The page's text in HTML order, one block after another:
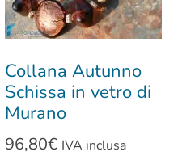
Collana Autunno
Schissa in vetro di
Murano
96,80€ IVA inclusa